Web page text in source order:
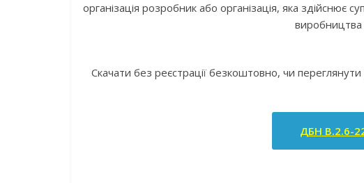
організація розробник або організація, яка здійснює
Скачати без реєстрації безкоштовно, чи
ДБН В.2.6-